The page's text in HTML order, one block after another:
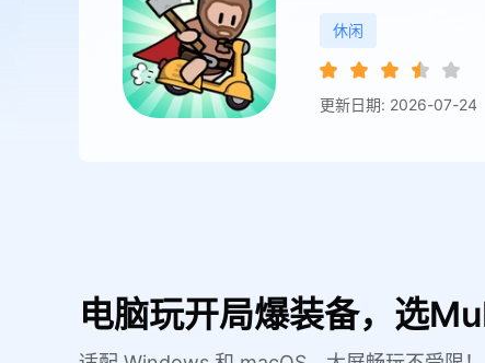
休闲
更新日期: 2026-07-24
电脑玩开局爆装备，选